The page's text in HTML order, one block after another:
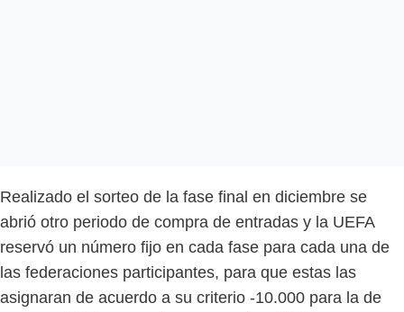
Realizado el sorteo de la fase final en diciembre se
abrió otro periodo de compra de entradas y la UEFA
reservó un número fijo en cada fase para cada una de
las federaciones participantes, para que estas las
asignaran de acuerdo a su criterio -10.000 para la de